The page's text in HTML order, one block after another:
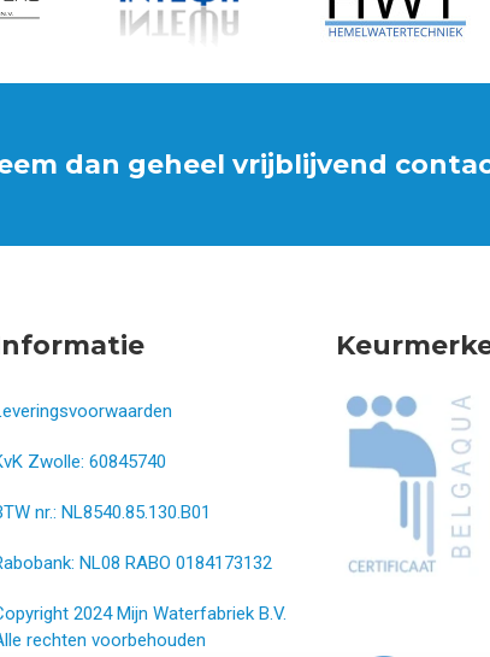
dan geheel vrijblijvend
Zwolle: 60845740
nr.: NL8540.85.130.B01
NL08 RABO 0184173132
2024 Mijn Waterfabriek B.V.
rechten voorbehouden